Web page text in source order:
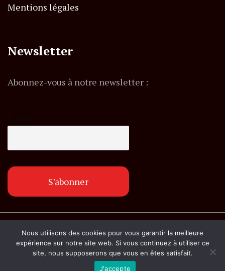
Mentions légales
Newsletter
Abonnez-vous à notre newsletter :
© Copyright lemagazineinfo.fr. Tous droits
réservés.
Nous utilisons des cookies pour vous garantir la meilleure
expérience sur notre site web. Si vous continuez à utiliser ce
site, nous supposerons que vous en êtes satisfait.
J'accepte